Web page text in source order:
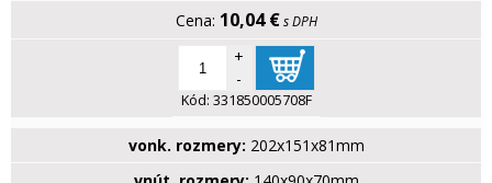
10,04 € s DPH
+
-
Kód: 331850005708F
vonk. rozmery: 202x151x81mm